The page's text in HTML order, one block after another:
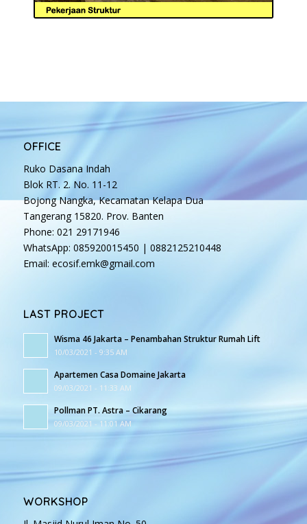
OFFICE
Ruko Dasana Indah
Blok RT. 2. No. 11-12
Bojong Nangka, Kecamatan Kelapa Dua
Tangerang 15820. Prov. Banten
Phone: 021 29171946
WhatsApp: 085920015450 | 0882125210448
Email: ecosif.emk@gmail.com
LAST PROJECT
Wisma 46 Jakarta – Penambahan Struktur Rumah Lift
10/03/2021 - 9:35 AM
Apartemen Casa Domaine Jakarta
09/03/2021 - 11:33 AM
Pollman PT. Astra – Cikarang
09/03/2021 - 11:01 AM
WORKSHOP